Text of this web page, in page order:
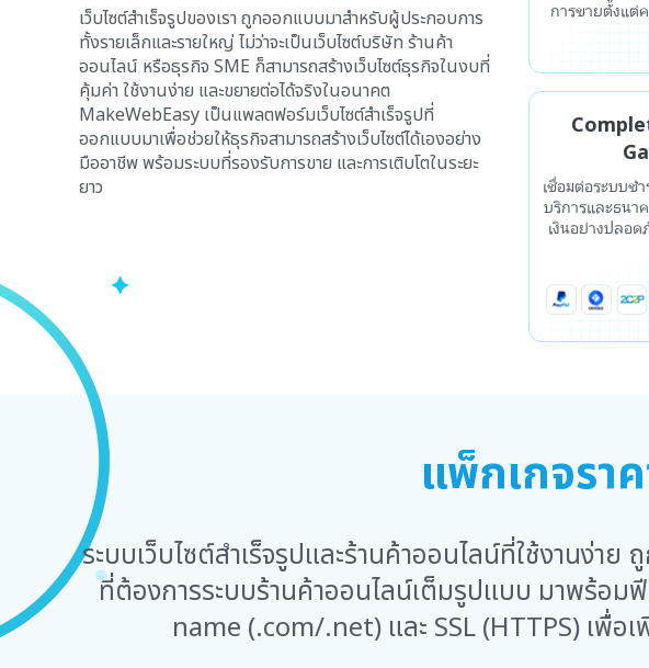
เว็บไซต์สำเร็จรูปของเรา ถูกออกแบบมาสำหรับผู้ประกอบการ
ทั้งรายเล็กและรายใหญ่ ไม่ว่าจะเป็นเว็บไซต์บริษัท ร้านค้า
ออนไลน์ หรือธุรกิจ SME ก็สามารถสร้างเว็บไซต์ธุรกิจในงบที่
คุ้มค่า ใช้งานง่าย และขยายต่อได้จริงในอนาคต
MakeWebEasy เป็นแพลตฟอร์มเว็บไซต์สำเร็จรูปที่
ออกแบบมาเพื่อช่วยให้ธุรกิจสามารถสร้างเว็บไซต์ได้เองอย่าง
มืออาชีพ พร้อมระบบที่รองรับการขาย และการเติบโตในระยะ
ยาว
การขายตั้งแต่
เชื่อมต่อระบบช
บริการและธนา
เงินอย่างปลอด
แพ็กเกจรา
ระบบเว็บไซต์สำเร็จรูปและร้านค้าออนไลน์ที่ใช้งานง่า
ที่ต้องการระบบร้านค้าออนไลน์เต็มรูปแบบ มาพร้อม
name (.com/.net) และ SSL (HTTPS) เพื่อ